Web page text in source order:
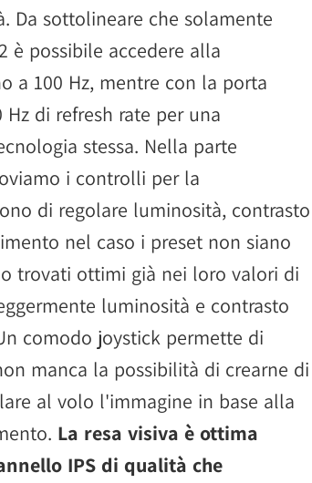
Da sottolineare che solamente
è possibile accedere alla
a 100 Hz, mentre con la porta
Hz di refresh rate per una
stessa. Nella parte
i controlli per la
di regolare luminosità, contrasto
nel caso i preset non siano
trovati ottimi già nei loro valori di
luminosità e contrasto
comodo joystick permette di
manca la possibilità di crearne di
al volo l'immagine in base alla
La resa visiva è ottima
IPS di qualità che